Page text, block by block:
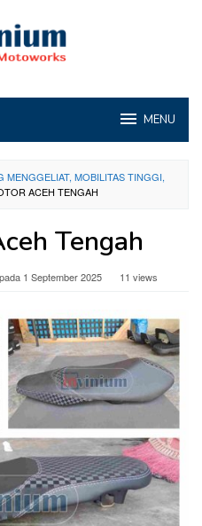
MENU
MENGGELIAT, MOBILITAS TINGGI,
ACEH TENGAH
Tengah
1 September 2025 11 views